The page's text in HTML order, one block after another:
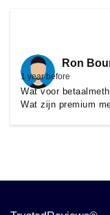
Ron
1 year before
Wat voor
Wat zijn premium